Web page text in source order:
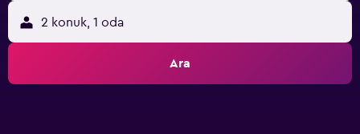
2 konuk, 1 oda
Ara